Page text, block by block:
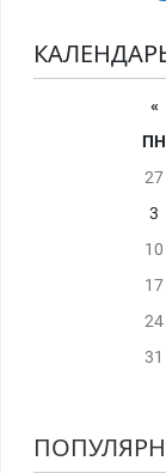
«
ПН
27
3
10
17
24
31